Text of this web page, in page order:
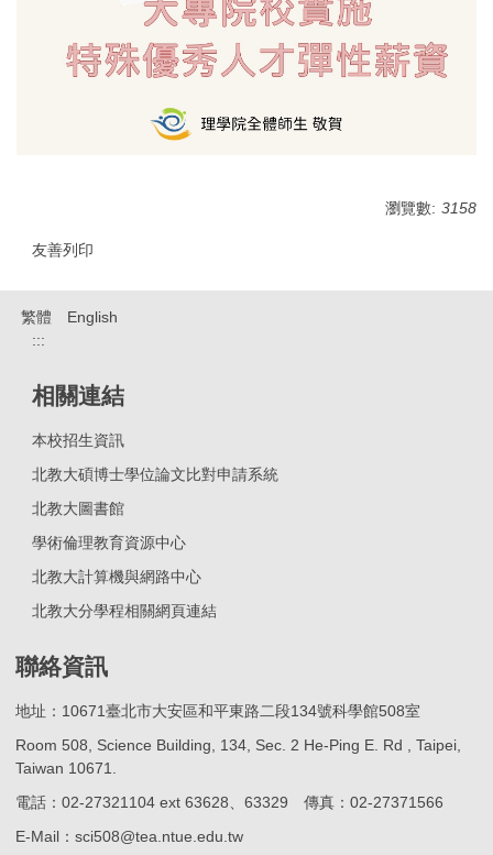
瀏覽數: 3158
友善列印
繁體
English
:::
相關連結
本校招生資訊
北教大碩博士學位論文比對申請系統
北教大圖書館
學術倫理教育資源中心
北教大計算機與網路中心
北教大分學程相關網頁連結
聯絡資訊
地址：10671臺北市大安區和平東路二段134號科學館508室
Room 508, Science Building, 134, Sec. 2 He-Ping E. Rd , Taipei,
Taiwan 10671.
電話：02-27321104 ext 63628、63329 傳真：02-27371566
E-Mail：sci508@tea.ntue.edu.tw